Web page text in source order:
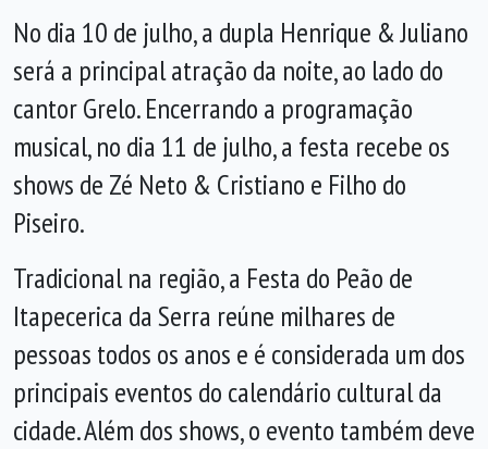
No dia 10 de julho, a dupla Henrique & Juliano
será a principal atração da noite, ao lado do
cantor Grelo. Encerrando a programação
musical, no dia 11 de julho, a festa recebe os
shows de Zé Neto & Cristiano e Filho do
Piseiro.
Tradicional na região, a Festa do Peão de
Itapecerica da Serra reúne milhares de
pessoas todos os anos e é considerada um dos
principais eventos do calendário cultural da
cidade. Além dos shows, o evento também deve